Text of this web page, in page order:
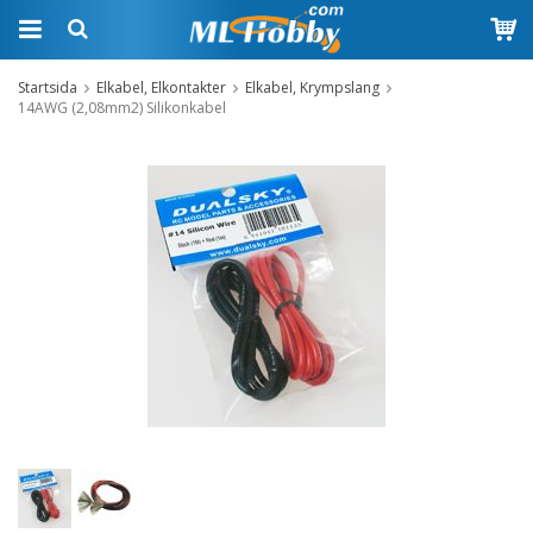
Startsida Elkabel, Elkontakter
Elkabel, Krympslang
14AWG (2,08mm2) Silikonkabel